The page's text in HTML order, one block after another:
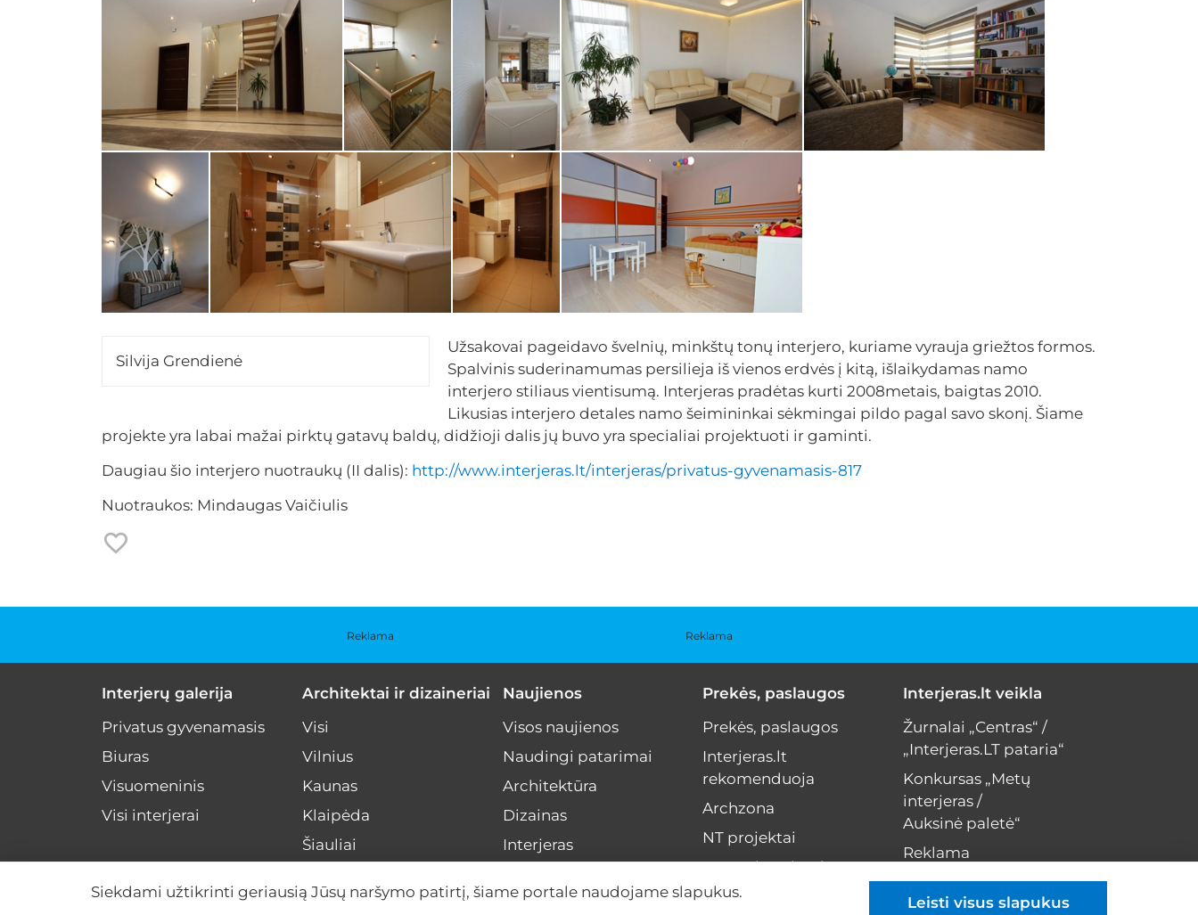
Silvija Grendienė
Užsakovai pageidavo švelnių, minkštų tonų interjero, kuriame vyrauja griežtos formos.
Spalvinis suderinamumas persilieja iš vienos erdvės į kitą, išlaikydamas namo
interjero stiliaus vientisumą. Interjeras pradėtas kurti 2008metais, baigtas 2010.
Likusias interjero detales namo šeimininkai sėkmingai pildo pagal savo skonį. Šiame
projekte yra labai mažai pirktų gatavų baldų, didžioji dalis jų buvo yra specialiai projektuoti ir gaminti.
Daugiau šio interjero nuotraukų (II dalis): http://www.interjeras.lt/interjeras/privatus-gyvenamasis-817
Nuotraukos: Mindaugas Vaičiulis
Reklama Reklama
Interjerų galerija
Privatus gyvenamasis
Biuras
Visuomeninis
Visi interjerai
Architektai ir dizaineriai
Visi
Vilnius
Kaunas
Klaipėda
Šiauliai
Visa Lietuva
Naujienos
Visos naujienos
Naudingi patarimai
Architektūra
Dizainas
Interjeras
Interviu
Prekės, paslaugos
Prekės, paslaugos
Interjeras.lt
rekomenduoja
Archzona
NT projektai
Menas interjerui
Interjeras.lt veikla
Žurnalai „Centras“ /
„Interjeras.LT pataria“
Konkursas „Metų
interjeras /
Auksinė paletė“
Reklama
Kontaktai
Siekdami užtikrinti geriausią Jūsų naršymo patirtį, šiame portale naudojame slapukus.
Leisti visus slapukus